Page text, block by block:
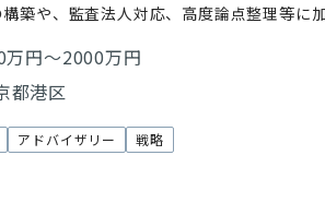
構築や、監査法人対応、高度論点整理等
万円～2000万円
都港区
アドバイザリー 戦略